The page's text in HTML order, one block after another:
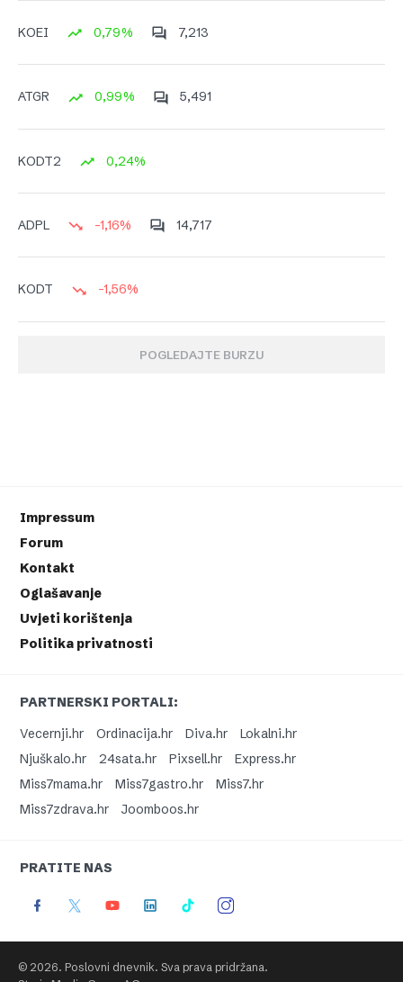
KOEI 0,79% 7,213
ATGR 0,99% 5,491
KODT2 0,24%
ADPL -1,16% 14,717
KODT -1,56%
POGLEDAJTE BURZU
Impressum
Forum
Kontakt
Oglašavanje
Uvjeti korištenja
Politika privatnosti
PARTNERSKI PORTALI:
Vecernji.hr
Ordinacija.hr Diva.hr
Lokalni.hr
Njuškalo.hr
24sata.hr Pixsell.hr
Express.hr
Miss7mama.hr
Miss7gastro.hr
Miss7.hr
Miss7zdrava.hr
Joomboos.hr
PRATITE NAS
© 2026. Poslovni dnevnik. Sva prava pridržana.